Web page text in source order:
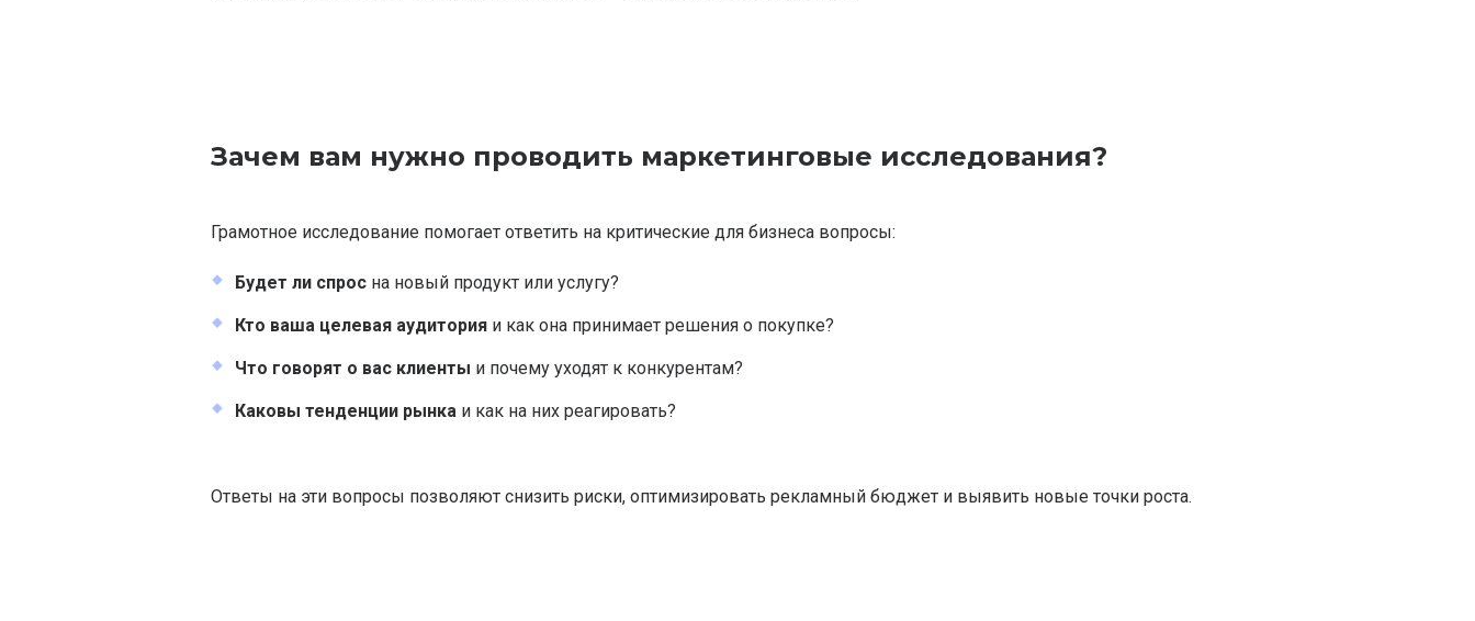
Зачем вам нужно проводить маркетинговые исследования?
Грамотное исследование помогает ответить на критические для бизнеса вопросы:
Будет ли спрос на новый продукт или услугу?
Кто ваша целевая аудитория и как она принимает решения о покупке?
Что говорят о вас клиенты и почему уходят к конкурентам?
Каковы тенденции рынка и как на них реагировать?
Ответы на эти вопросы позволяют снизить риски, оптимизировать рекламный бюджет и выявить новые точки роста.